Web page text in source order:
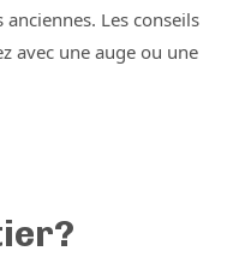
Les conseils
avec une auge ou une